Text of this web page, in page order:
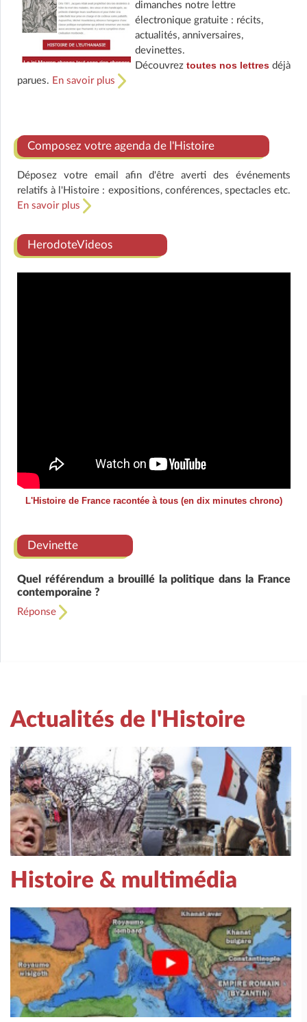
dimanches notre lettre
électronique gratuite : récits,
actualités, anniversaires,
devinettes.
Découvrez toutes nos lettresdéjà
parues. En savoir plus
Composez votre agenda de l'Histoire
Déposez votre email afin d'être averti des événements
relatifs à l'Histoire : expositions, conférences, spectacles etc.
En savoir plus
HerodoteVideos
L'Histoire de France racontée à tous (en dix minutes chrono)
Devinette
Quel référendum a brouillé la politique dans la France
contemporaine ?
Réponse
Actualités de l'Histoire
Histoire & multimédia